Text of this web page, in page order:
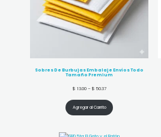
Sobres De Burbujas Embalaje Envíos Todo
Tamaño Premium
$ 13.00 – $ 50.37
Agregar al Carrito